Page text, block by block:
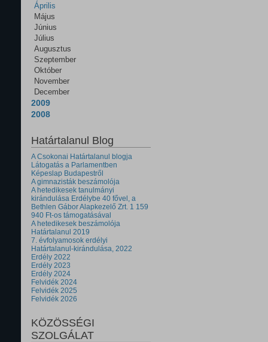
Április
Május
Június
Július
Augusztus
Szeptember
Október
November
December
2009
2008
Határtalanul Blog
A Csokonai Határtalanul blogja
Látogatás a Parlamentben
Képeslap Budapestről
A gimnazisták beszámolója
A hetedikesek tanulmányi
kirándulása Erdélybe 40 fővel, a
Bethlen Gábor Alapkezelő Zrt. 1 159
940 Ft-os támogatásával
A hetedikesek beszámolója
Határtalanul 2019
7. évfolyamosok erdélyi
Határtalanul-kirándulása, 2022
Erdély 2022
Erdély 2023
Erdély 2024
Felvidék 2024
Felvidék 2025
Felvidék 2026
KÖZÖSSÉGI
SZOLGÁLAT